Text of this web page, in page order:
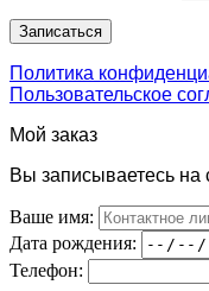
Политика
Пользовательское
Мой заказ
Вы записываетесь
Ваше имя:
Дата рождения:
Телефон: